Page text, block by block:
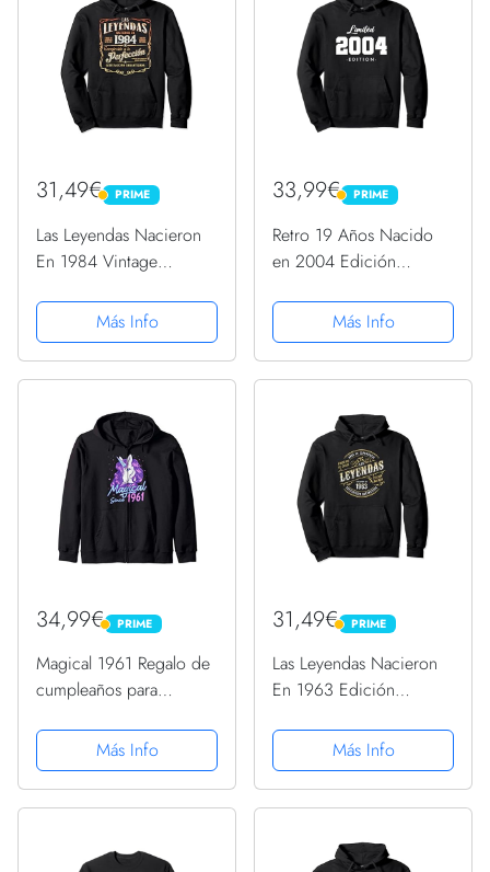
31,49€ PRIME
PRIME
Las Leyendas Nacieron
En 1984 Vintage
Sudadera con Capucha
Más Info
33,99€ PRIME
PRIME
Retro 19 Años Nacido
en 2004 Edición
Sudadera con Capucha
Más Info
34,99€ PRIME
PRIME
Magical 1961 Regalo de
cumpleaños para
Sudadera con Capucha
Más Info
31,49€ PRIME
PRIME
Las Leyendas Nacieron
En 1963 Edición
Sudadera con Capucha
Más Info